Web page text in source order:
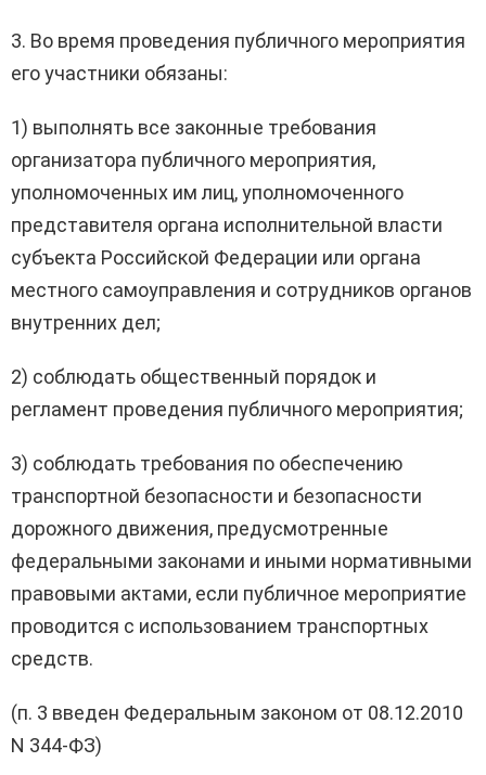
3. Во время проведения публичного мероприятия
его участники обязаны:
1) выполнять все законные требования
организатора публичного мероприятия,
уполномоченных им лиц, уполномоченного
представителя органа исполнительной власти
субъекта Российской Федерации или органа
местного самоуправления и сотрудников органов
внутренних дел;
2) соблюдать общественный порядок и
регламент проведения публичного мероприятия;
3) соблюдать требования по обеспечению
транспортной безопасности и безопасности
дорожного движения, предусмотренные
федеральными законами и иными нормативными
правовыми актами, если публичное мероприятие
проводится с использованием транспортных
средств.
(п. 3 введен Федеральным законом от 08.12.2010
N 344-ФЗ)